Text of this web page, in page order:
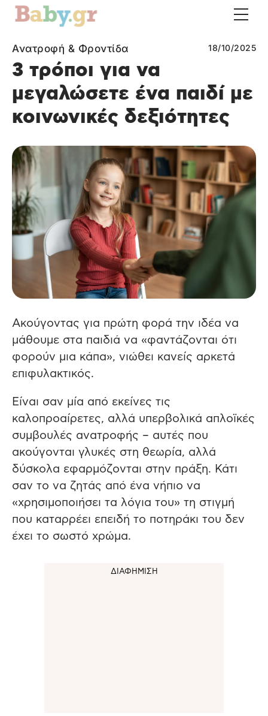
Ανατροφή & Φροντίδα 18/10/2025
3 τρόποι για να
μεγαλώσετε ένα παιδί με
κοινωνικές δεξιότητες
Ακούγοντας για πρώτη φορά την ιδέα να
μάθουμε στα παιδιά να «φαντάζονται ότι
φορούν μια κάπα», νιώθει κανείς αρκετά
επιφυλακτικός.
Είναι σαν μία από εκείνες τις
καλοπροαίρετες, αλλά υπερβολικά απλοϊκές
συμβουλές ανατροφής – αυτές που
ακούγονται γλυκές στη θεωρία, αλλά
δύσκολα εφαρμόζονται στην πράξη. Κάτι
σαν το να ζητάς από ένα νήπιο να
«χρησιμοποιήσει τα λόγια του» τη στιγμή
που καταρρέει επειδή το ποτηράκι του δεν
έχει το σωστό χρώμα.